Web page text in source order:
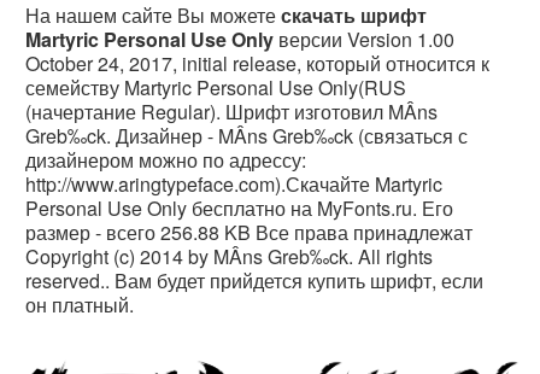
На нашем сайте Вы можетескачать шрифт
Martyric Personal Use Only версии Version 1.00
October 24, 2017, initial release, который относится к
семейству Martyric Personal Use Only(RUS
(начертание Regular). Шрифт изготовил MÂns
Greb‰ck. Дизайнер - MÂns Greb‰ck (связаться с
дизайнером можно по адрессу:
http://www.aringtypeface.com).Скачайте Martyric
Personal Use Only бесплатно на MyFonts.ru. Его
размер - всего 256.88 KB Все права принадлежат
Copyright (c) 2014 by MÂns Greb‰ck. All rights
reserved.. Вам будет прийдется купить шрифт, если
он платный.